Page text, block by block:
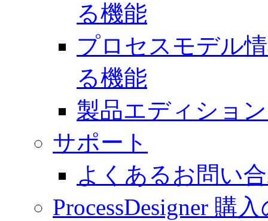
る機能
プロセスモデル
る機能
製品エディショ
サポート
よくあるお問い
ProcessDesigner 購